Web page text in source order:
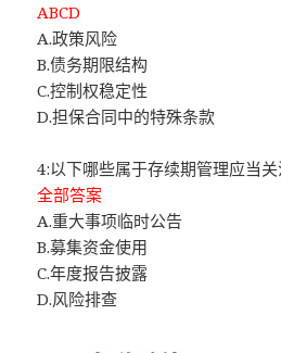
ABCD
A.政策风险
B.债务期限结构
C.控制权稳定性
D.担保合同中的特殊条款
4:以下哪些属于存续期管理应当
全部答案
A.重大事项临时公告
B.募集资金使用
C.年度报告披露
D.风险排查